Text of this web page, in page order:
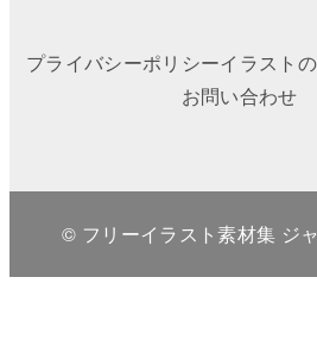
プライバシーポリシーイラスト
お問い合わせ
© フリーイラスト素材集 ジ